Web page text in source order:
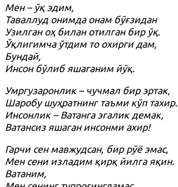
Мен – ўқ эдим,
Таваллуд онимда онам бўғзидан
Узилган оҳ билан отилган бир ўқ.
Ўқлигимча ўтдим то охирги дам,
Бундай,
Инсон бўлиб яшаганим йўқ.
Умргузаронлик – чучмал бир эртак,
Шаробу шуҳратнинг таъми кўп тахир.
Инсонлик – Ватанга эгалик демак,
Ватансиз яшаган инсонми ахир!
Гарчи сен мавжудсан, бир рўё эмас,
Мен сени изладим қирқ йилга яқин.
Ватаним,